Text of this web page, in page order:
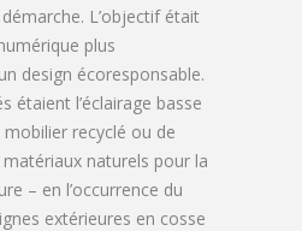
L’objectif était
plus
design écoresponsable.
étaient l’éclairage basse
recyclé ou de
naturels pour la
– en l’occurrence du
extérieures en cosse